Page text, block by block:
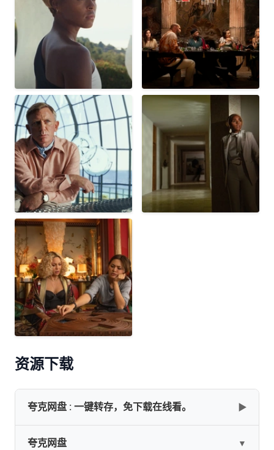
资源下载
夸克网盘 : 一键转存，免下载在线看。 ▶
网盘下载
夸克网盘 ▼